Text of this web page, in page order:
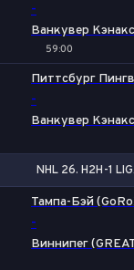
-
Ванкувер
59:00
Питтсбург
-
Ванкувер
NHL 26. H2H-1
Тампа-Бэй
-
Виннипег